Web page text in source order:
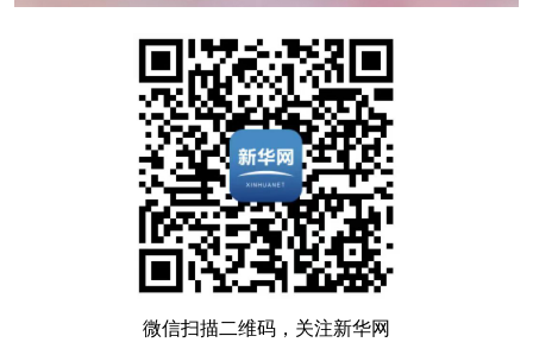
微信扫描二维码，关注新华网